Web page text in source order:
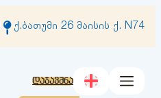
ქ.ბათუმი 26 მაისის ქ. N74
დაჯავშნა